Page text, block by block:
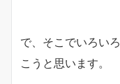
で、そこでいろい
こうと思います。